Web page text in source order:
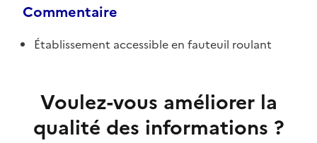
Commentaire
Établissement accessible en fauteuil roulant
Voulez-vous améliorer la
qualité des informations ?